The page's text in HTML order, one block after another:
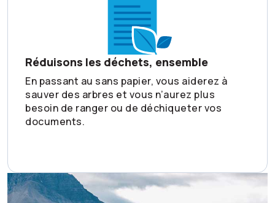
Réduisons les déchets, ensemble
En passant au sans papier, vous aiderez à
sauver des arbres et vous n’aurez plus
besoin de ranger ou de déchiqueter vos
documents.